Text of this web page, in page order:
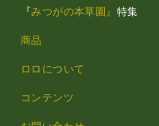
『みつがの本草園』 特集
商品
ロロについて
コンテンツ